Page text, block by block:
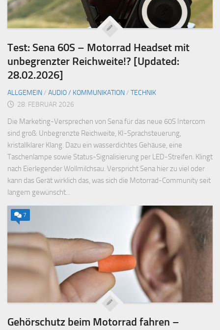
Test: Sena 60S – Motorrad Headset mit
unbegrenzter Reichweite!? [Updated:
28.02.2026]
ALLGEMEIN/ AUDIO / KOMMUNIKATION/ TECHNIK
28. FEBRUAR 2026
Die Marketing-Versprechen von Sena für das neue 60S Intercom
sind groß: Unbegrenzte Reichweite, KI-Sprachsteuerung,
kristallklarer Klang. Dazu ein wasserdichtes Gehäuse, eine
Taschenlampe sowie Status-Signalisierung per LED-Streifen. Klingt
nach Eierlegender Wollmilchsau. Verspricht Sena hier zu viel oder
kann das Gerät wirklich das, was sich die Motorrad-Community seit
langem gewünscht...
7
Gehörschutz beim Motorrad fahren –